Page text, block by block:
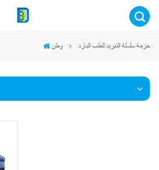
وطن حزمة سلسلة التبريد للطب البارد